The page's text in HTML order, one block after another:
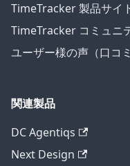
TimeTracker 製品サイ
TimeTracker コミュニ
ユーザー様の声（口コ
関連製品
DC Agentiqs
Next Design